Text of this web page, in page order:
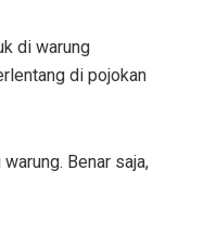
di warung
di pojokan
Benar saja,